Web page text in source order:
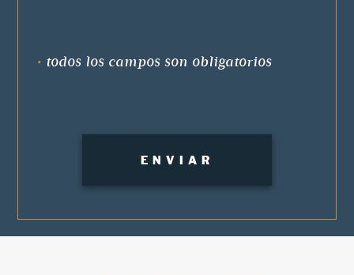
• todos los campos son obligatorios